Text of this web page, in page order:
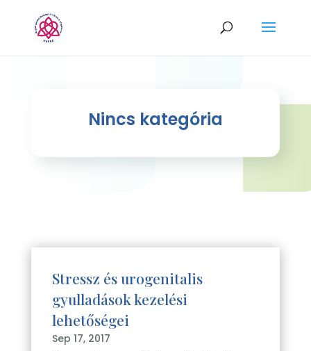
Nincs kategória
Stressz és urogenitalis
gyulladások kezelési
lehetőségei
Sep 17, 2017